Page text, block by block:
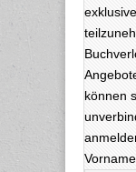
können